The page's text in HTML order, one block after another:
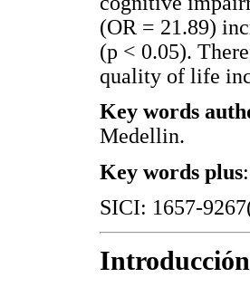
(OR = 21.89)
(p < 0.05).
quality of life
Key words
Medellin.
Key words plus
SICI: 1657-
Introducción